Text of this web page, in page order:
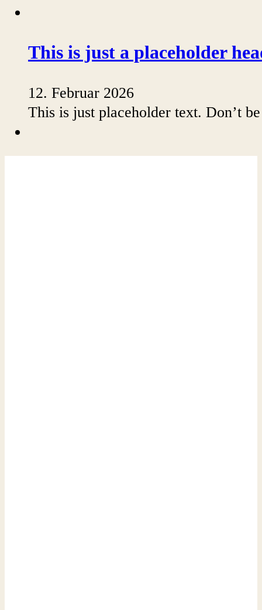
This is just a placeholder
12. Februar 2026
This is just placeholder text. Don’t